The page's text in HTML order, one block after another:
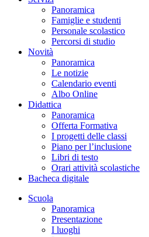
Panoramica
Famiglie e studenti
Personale scolastico
Percorsi di studio
Novità
Panoramica
Le notizie
Calendario eventi
Albo Online
Didattica
Panoramica
Offerta Formativa
I progetti delle classi
Piano per l’inclusione
Libri di testo
Orari attività scolastiche
Bacheca digitale
Scuola
Panoramica
Presentazione
I luoghi